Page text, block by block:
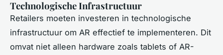
Technologische Infrastructuur
Retailers moeten investeren in technologische
infrastructuur om AR effectief te implementeren. Dit
omvat niet alleen hardware zoals tablets of AR-